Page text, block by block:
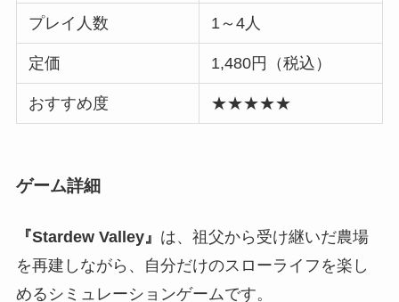
プレイ人数 1～4人
定価 1,480円（税込）
おすすめ度 ★★★★★
ゲーム詳細
『Stardew Valley』 は、祖父から受け継いだ農場
を再建しながら、自分だけのスローライフを楽し
めるシミュレーションゲームです。